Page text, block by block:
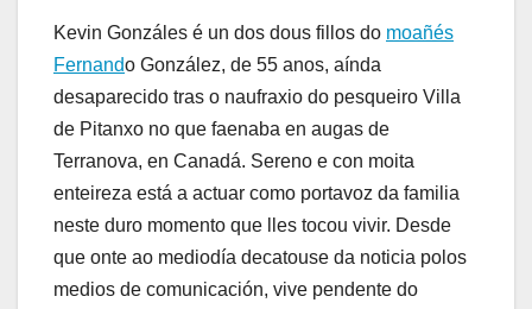
Kevin Gonzáles é un dos dous fillos do moañés
Fernando González, de 55 anos, aínda
desaparecido tras o naufraxio do pesqueiro Villa
de Pitanxo no que faenaba en augas de
Terranova, en Canadá. Sereno e con moita
enteireza está a actuar como portavoz da familia
neste duro momento que lles tocou vivir. Desde
que onte ao mediodía decatouse da noticia polos
medios de comunicación, vive pendente do